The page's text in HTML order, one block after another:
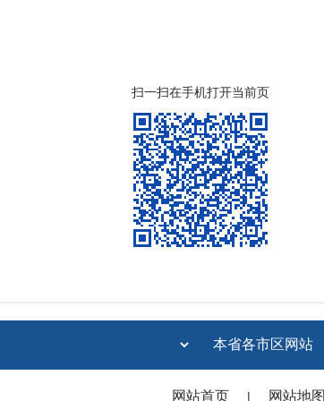
扫一扫在手机打开当前页
网站首页 | 网站地图